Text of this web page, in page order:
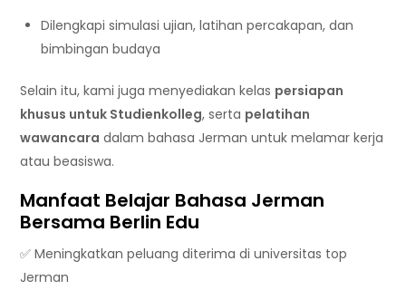
Dilengkapi simulasi ujian, latihan percakapan, dan
bimbingan budaya
Selain itu, kami juga menyediakan kelas persiapan
khusus untuk Studienkolleg, serta pelatihan
wawancara dalam bahasa Jerman untuk melamar kerja
atau beasiswa.
Manfaat Belajar Bahasa Jerman
Bersama Berlin Edu
✅ Meningkatkan peluang diterima di universitas top
Jerman